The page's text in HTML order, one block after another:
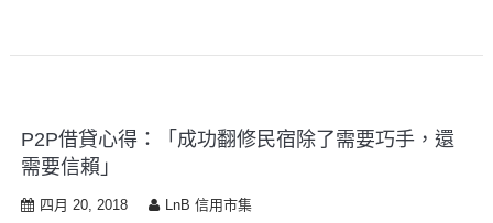
P2P借貸心得：「成功翻修民宿除了需要巧手，還
需要信賴」
四月 20, 2018 LnB 信用市集